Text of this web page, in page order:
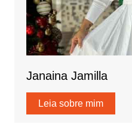
Janaina Jamilla
Leia sobre mim